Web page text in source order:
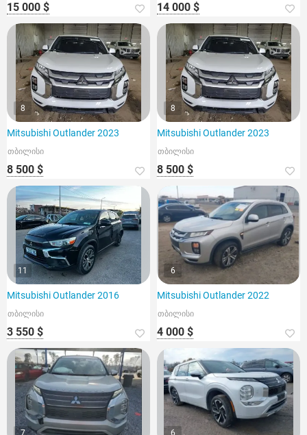
15 000 $ 14 000 $
8
Mitsubishi Outlander 2023
თბილისი
8 500 $
8
Mitsubishi Outlander 2023
თბილისი
8 500 $
11
Mitsubishi Outlander 2016
თბილისი
3 550 $
6
Mitsubishi Outlander 2022
თბილისი
4 000 $
7 6